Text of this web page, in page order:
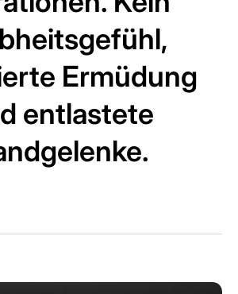
Ermüdung
entlastete